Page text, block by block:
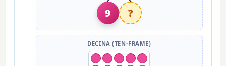
9 ?
DECINA (TEN-FRAME)